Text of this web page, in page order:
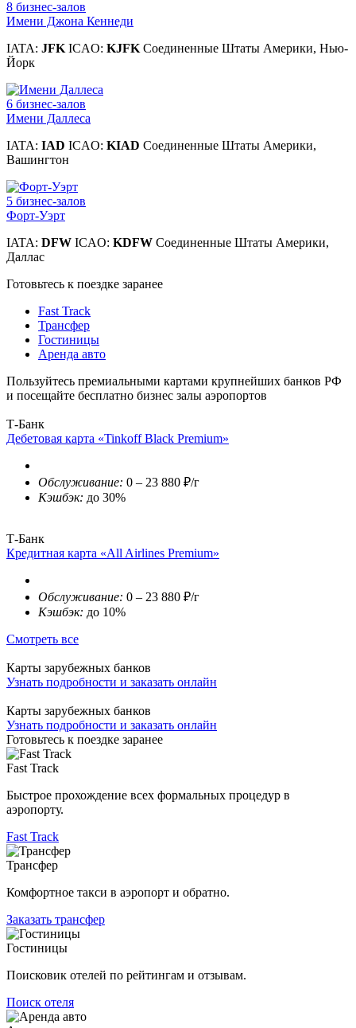
8 бизнес-залов
Имени Джона Кеннеди
IATA: JFK ICAO: KJFK Соединенные Штаты Америки, Нью-
Йорк
6 бизнес-залов
Имени Даллеса
IATA: IAD ICAO: KIAD Соединенные Штаты Америки,
Вашингтон
5 бизнес-залов
Форт-Уэрт
IATA: DFW ICAO: KDFW Соединенные Штаты Америки,
Даллас
Готовьтесь к поездке заранее
Fast Track
Трансфер
Гостиницы
Аренда авто
Пользуйтесь премиальными картами крупнейших банков РФ
и посещайте бесплатно бизнес залы аэропортов
Т-Банк
Дебетовая карта «Tinkoff Black Premium»
Обслуживание: 0 – 23 880 ₽/г
Кэшбэк: до 30%
Т-Банк
Кредитная карта «All Airlines Premium»
Обслуживание: 0 – 23 880 ₽/г
Кэшбэк: до 10%
Смотреть все
Карты зарубежных банков
Узнать подробности и заказать онлайн
Карты зарубежных банков
Узнать подробности и заказать онлайн
Готовьтесь к поездке заранее
Fast Track
Быстрое прохождение всех формальных процедур в
аэропорту.
Fast Track
Трансфер
Комфортное такси в аэропорт и обратно.
Заказать трансфер
Гостиницы
Поисковик отелей по рейтингам и отзывам.
Поиск отеля